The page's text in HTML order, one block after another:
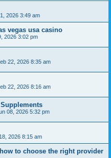
2026 3:49 am
vegas usa casino
2026 3:02 pm
22, 2026 8:35 am
22, 2026 8:16 am
08, 2026 5:32 pm
2026 8:15 am
to choose the right provider